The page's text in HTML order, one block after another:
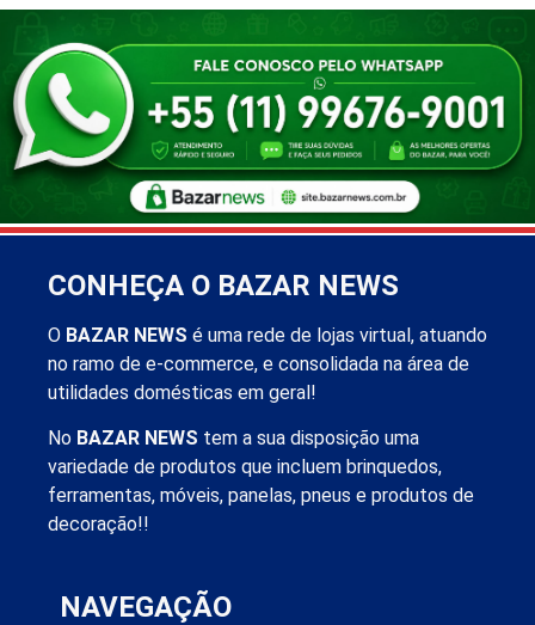
CONHEÇA O BAZAR NEWS
O BAZAR NEWS é uma rede de lojas virtual, atuando
no ramo de e-commerce, e consolidada na área de
utilidades domésticas em geral!
No BAZAR NEWS tem a sua disposição uma
variedade de produtos que incluem brinquedos,
ferramentas, móveis, panelas, pneus e produtos de
decoração!!
NAVEGAÇÃO